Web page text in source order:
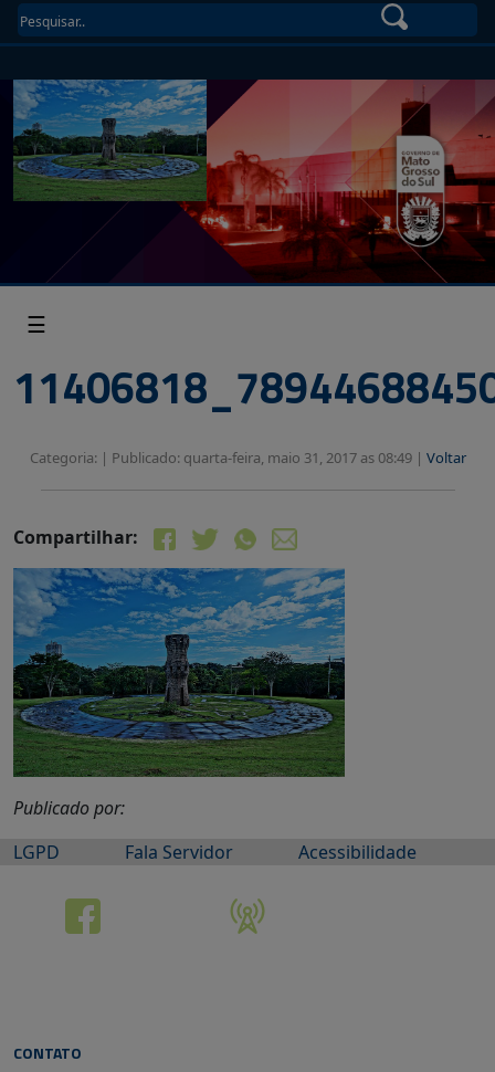
☰
Categoria: | Publicado: quarta-feira, maio 31, 2017 as 08:49 | Voltar
Compartilhar:
Publicado por:
LGPD
Fala Servidor Acessibilidade
CONTATO